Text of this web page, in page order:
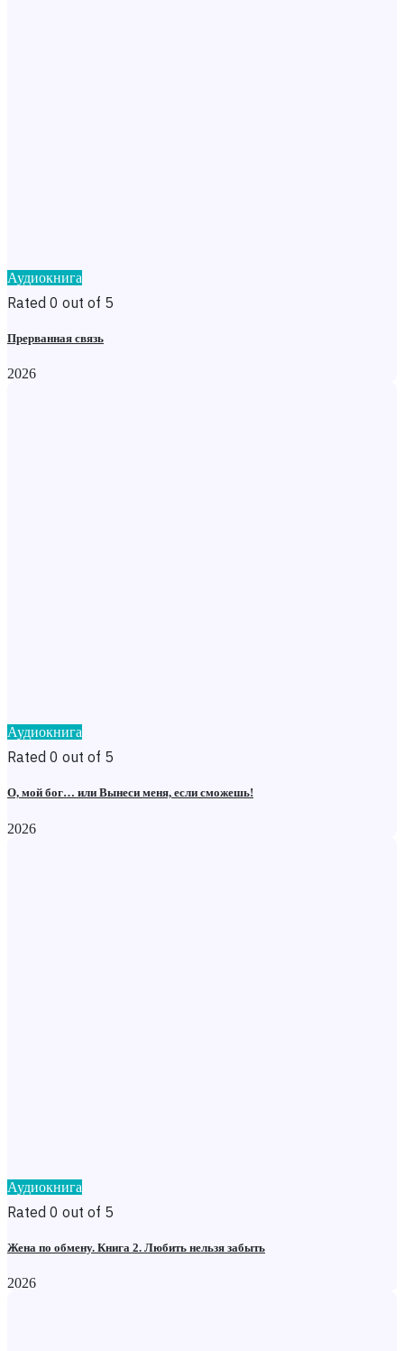
Аудиокнига
Rated 0 out of 5
Прерванная связь
2026
Аудиокнига
Rated 0 out of 5
О, мой бог… или Вынеси меня, если сможешь!
2026
Аудиокнига
Rated 0 out of 5
Жена по обмену. Книга 2. Любить нельзя забыть
2026